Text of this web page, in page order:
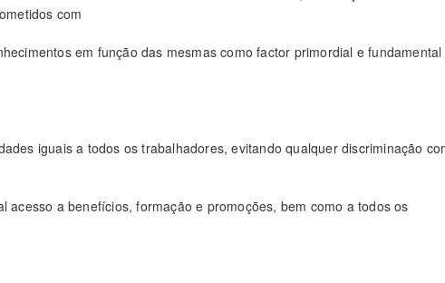
com
em função das mesmas como factor primordial e fundamental
iguais a todos os trabalhadores, evitando qualquer discriminação
acesso a benefícios, formação e promoções, bem como a todos os